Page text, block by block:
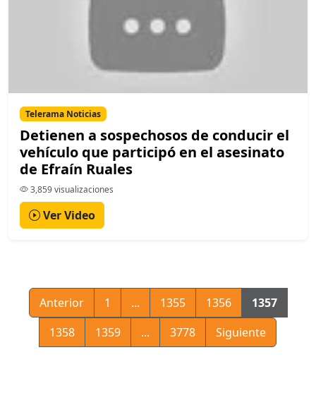
Telerama Noticias
Detienen a sospechosos de conducir el
vehículo que participó en el asesinato
de Efraín Ruales
3,859 visualizaciones
Ver Video
Anterior 1 ... 1355 1356
1357
1358
1359 ... 3778 Siguiente